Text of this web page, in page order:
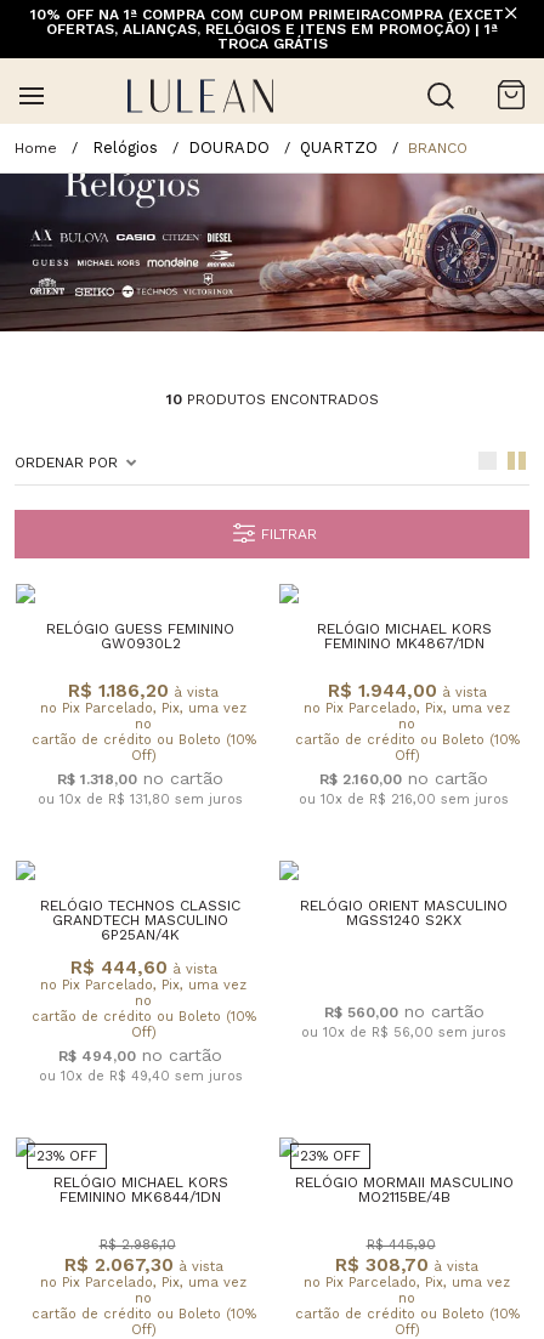
10% OFF NA 1ª COMPRA COM CUPOM PRIMEIRACOMPRA (EXCETO
OFERTAS, ALIANÇAS, RELÓGIOS E ITENS EM PROMOÇÃO) | 1ª
TROCA GRÁTIS
Relógios DOURADO QUARTZO BRANCO
10PRODUTOS ENCONTRADOS
ORDENAR POR
FILTRAR
RELÓGIO GUESS FEMININO
GW0930L2
R$ 1.186,20 à vista
no Pix Parcelado, Pix, uma vez
no
cartão de crédito ou Boleto (10%
Off)
R$ 1.318,00
ou 10x de R$ 131,80 sem juros
RELÓGIO MICHAEL KORS
FEMININO MK4867/1DN
R$ 1.944,00 à vista
no Pix Parcelado, Pix, uma vez
no
cartão de crédito ou Boleto (10%
Off)
R$ 2.160,00
ou 10x de R$ 216,00 sem juros
RELÓGIO TECHNOS CLASSIC
GRANDTECH MASCULINO
6P25AN/4K
R$ 444,60 à vista
no Pix Parcelado, Pix, uma vez
no
cartão de crédito ou Boleto (10%
Off)
R$ 494,00
ou 10x de R$ 49,40 sem juros
RELÓGIO ORIENT MASCULINO
MGSS1240 S2KX
R$ 560,00
ou 10x de R$ 56,00 sem juros
23% OFF
RELÓGIO MICHAEL KORS
FEMININO MK6844/1DN
R$ 2.067,30 à vista
no Pix Parcelado, Pix, uma vez
no
cartão de crédito ou Boleto (10%
Off)
R$ 2.986,10
23% OFF
RELÓGIO MORMAII MASCULINO
MO2115BE/4B
R$ 308,70 à vista
no Pix Parcelado, Pix, uma vez
no
cartão de crédito ou Boleto (10%
Off)
R$ 445,90